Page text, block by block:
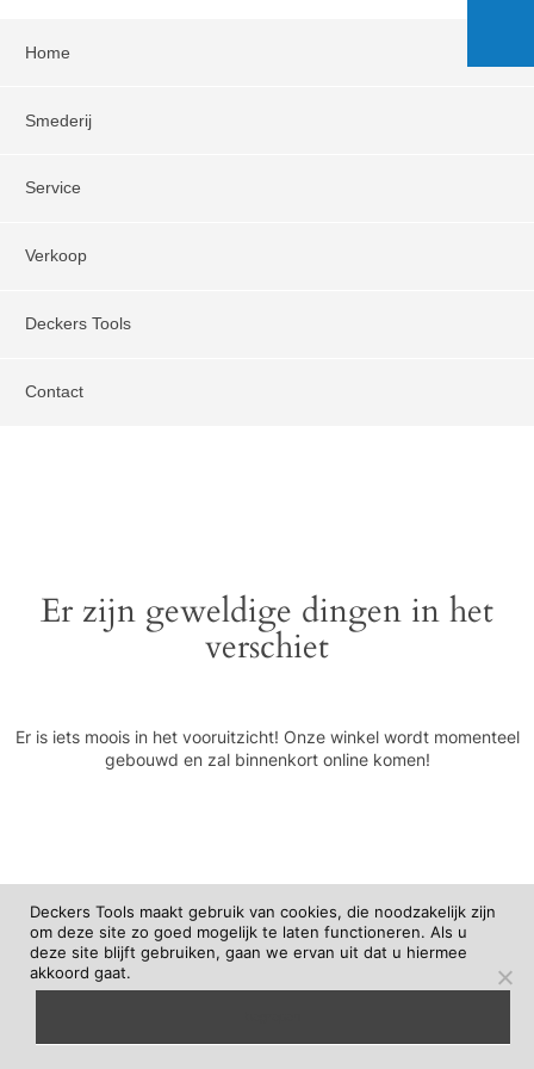
Home
Smederij
Service
Verkoop
Deckers Tools
Contact
Er zijn geweldige dingen in het
verschiet
Er is iets moois in het vooruitzicht! Onze winkel wordt momenteel
gebouwd en zal binnenkort online komen!
Deckers Tools maakt gebruik van cookies, die noodzakelijk zijn
om deze site zo goed mogelijk te laten functioneren. Als u
deze site blijft gebruiken, gaan we ervan uit dat u hiermee
akkoord gaat.